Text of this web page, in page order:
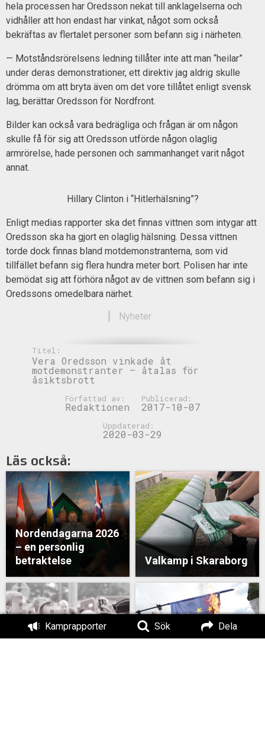
Kamprapporter Sök Dela
hela processen har Oredsson nekat till anklagelserna och
vidhåller att hon endast har vinkat, något som också
bekräftas av flertalet personer som befann sig i närheten.
— Motståndsrörelsens ledning tillåter inte att man “heilar”
under deras demonstrationer, ett direktiv jag aldrig skulle
drömma om att bryta även om det vore tillåtet enligt svensk
lag, berättar Oredsson för Nordfront.
Bilder kan också vara bedrägliga och frågan är om någon
skulle få för sig att Oredsson utförde någon olaglig
armrörelse, hade personen och sammanhanget varit något
annat.
Hillary Clinton i “Hitlerhälsning”?
Enligt medias rapporter ska det finnas vittnen som intygar att
Oredsson ska ha gjort en olaglig hälsning. Dessa vittnen
torde dock finnas bland motdemonstranterna, som vid
tillfället befann sig flera hundra meter bort. Polisen har inte
bemödat sig att förhöra något av de vittnen som befann sig i
Oredssons omedelbara närhet.
Nyheter
Titel:
Vera Oredsson vinkade åt
motdemonstranter – åtalas för
åsiktsbrott
Författad av:
Redaktionen
Publicerad:
2017-10-07
Uppdaterad:
2020-03-29
Läs också:
Nordendagarna 2026
– en personlig
betraktelse
Valkamp i Skaraborg